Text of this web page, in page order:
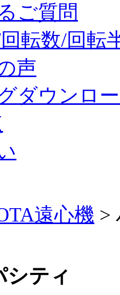
ご質問
転数/回転
声
ダウンロ
遠心機 >